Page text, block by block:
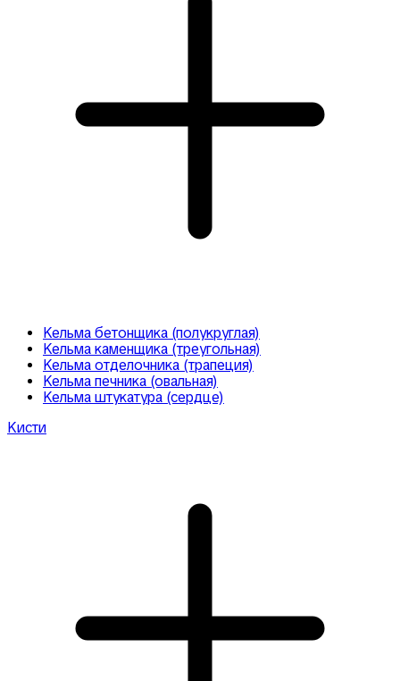
Кельма бетонщика (полукруглая)
Кельма каменщика (треугольная)
Кельма отделочника (трапеция)
Кельма печника (овальная)
Кельма штукатура (сердце)
Кисти